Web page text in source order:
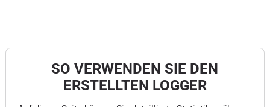
SO VERWENDEN SIE DEN
ERSTELLTEN LOGGER